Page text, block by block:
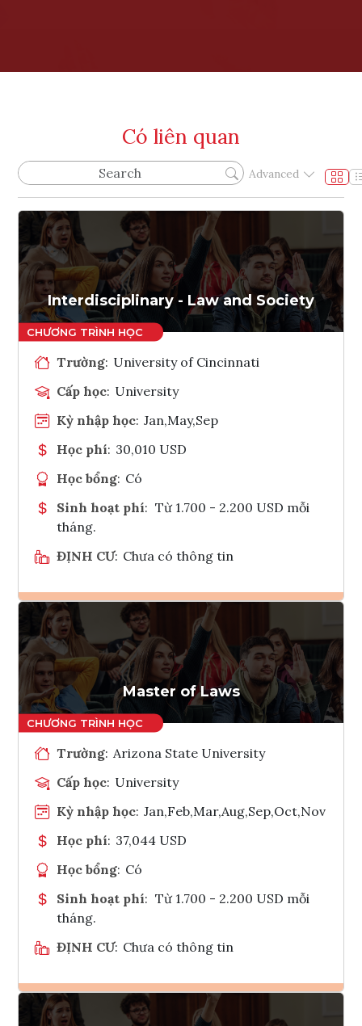
Có liên quan
Advanced
Interdisciplinary - Law and Society
Trường: University of Cincinnati
Cấp học: University
Kỳ nhập học: Jan,May,Sep
Học phí: 30,010 USD
Học bổng: Có
Sinh hoạt phí: Từ 1.700 - 2.200 USD mỗi
tháng.
ĐỊNH CƯ: Chưa có thông tin
Ghi danh
Tham vấn Interlink
Master of Laws
Trường: Arizona State University
Cấp học: University
Kỳ nhập học: Jan,Feb,Mar,Aug,Sep,Oct,Nov
Học phí: 37,044 USD
Học bổng: Có
Sinh hoạt phí: Từ 1.700 - 2.200 USD mỗi
tháng.
ĐỊNH CƯ: Chưa có thông tin
Ghi danh